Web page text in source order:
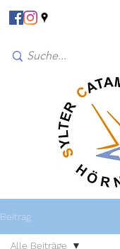
Beitrag
Alle Beiträge